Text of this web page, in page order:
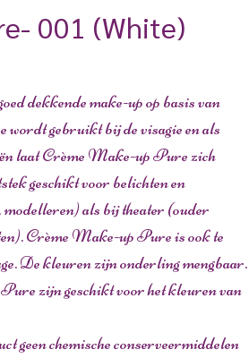
001 (White)
dekkende make-up op basis van
gebruikt bij de visagie en als
laat Crème Make-up Pure zich
geschikt voor belichten en
modelleren) als bij theater (ouder
Crème Make-up Pure is ook te
De kleuren zijn onderling mengbaar.
zijn geschikt voor het kleuren van
geen chemische conserveermiddelen